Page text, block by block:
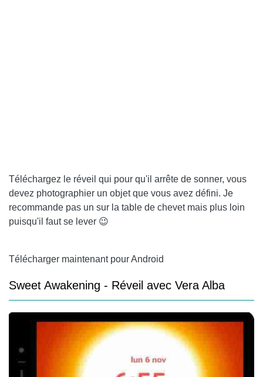
Téléchargez le réveil qui pour qu'il arrête de sonner, vous
devez photographier un objet que vous avez défini. Je
recommande pas un sur la table de chevet mais plus loin
puisqu'il faut se lever 😉
Télécharger maintenant pour Android
Sweet Awakening - Réveil avec Vera Alba